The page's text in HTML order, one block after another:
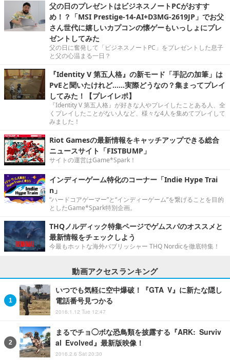
父の日のプレゼントはビジネスノートPCがおすす
め！？「MSI Prestige-14-AI+D3MG-2619JP」でお父
さん世代に嬉しいカプコンの懐ゲーもいっしょにプレ
ゼントしてみた
父の日に奮発して「ビジネスノートPC」をプレゼントした息子
と父の心温まる一日？
『Identity V 第五人格』の新モード「手記の加筆」は
PvEと聞いたけれど……実際どうなの？集まってプレイ
してみた！【プレイレポ】
『Identity V 第五人格』が好きな人やプレイしたことある人、全
くプレイしたことがない人など、様々な4人を集めてプレイして
みました！
Riot Gamesの最新情報をキャッチアップできる総合
ニュースサイト「FISTBUMP」
サイトの運営はGame*Spark！
インディーゲーム特化のコーナー「Indie Hype Trai
n」
“ハードコアゲーマー”と“インディーゲーム”を繋げることを目的
としたGame*Spark特別企画。
THQノルディック特集ページでゲムスパのオススメと
最新情報をチェックしよう
今最もホットな海外パブリッシャー THQ Nordicを徹底特集！
動画アクセスランキング
いつでも気軽に空中爆破！『GTA V』に新たな隠し
電話番号見つかる
2016.1.12 Tue 12:47
まるでチョ◯ボな恐鳥類を披露する『ARK: Surviv
al Evolved』最新版映像！
2016.2.6 Sat 20:30